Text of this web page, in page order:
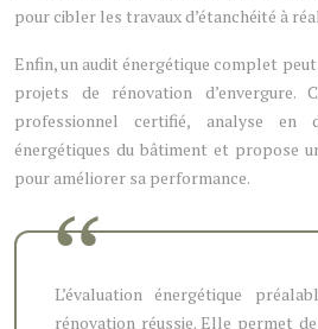
pour cibler les travaux d’étanchéité à
Enfin, un audit énergétique complet
projets de rénovation
professionnel certifié, analyse
énergétiques du bâtiment et propose
pour améliorer sa performance.
L’évaluation énergétique
rénovation réussie. Elle permet